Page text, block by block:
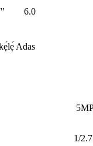
6.0
Adas
1/